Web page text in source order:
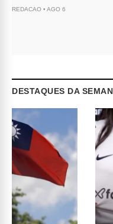
REDACAO • AGO 6
DESTAQUES DA